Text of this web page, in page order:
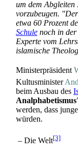
um dem Abgleiten
vorzubeugen.
etwa 60 Prozent
Schule noch in
Experte vom
islamische
Ministerpräsident
Kultusminister
beim Ausbau des
Analphabetismus
werden, dass
würden.
– Die Welt[3]